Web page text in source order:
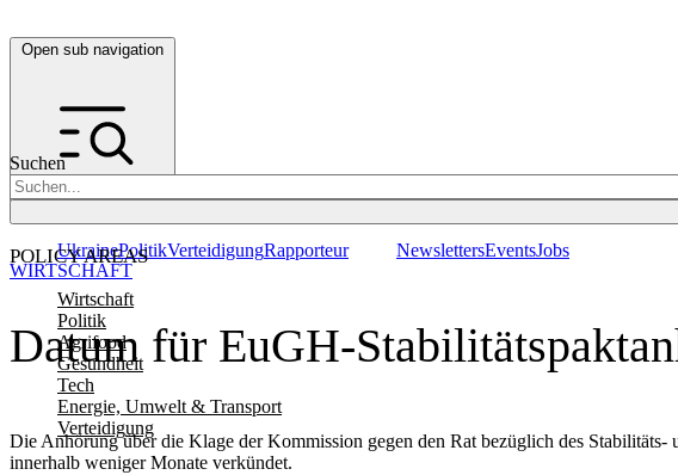
Open sub navigation
Suchen
POLICY AREAS
Wirtschaft
Politik
Agrifood
Gesundheit
Tech
Energie, Umwelt & Transport
Verteidigung
UkrainePolitikVerteidigungRapporteur NewslettersEventsJobs
Datum für EuGH-
Die Anhörung über die Klage der Kommission gegen den Rat bezüglich des
innerhalb weniger Monate verkündet.
WIRTSCHAFT